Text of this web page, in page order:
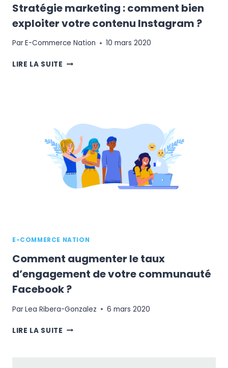
Stratégie marketing : comment bien
exploiter votre contenu Instagram ?
ParE-Commerce Nation 10 mars 2020
LIRE LA SUITE STRATÉGIE
VOTRE
CONTENU
INSTAGRAM
?
E-COMMERCE NATION
Comment augmenter le taux
d’engagement de votre communauté
Facebook ?
ParLea Ribera-Gonzalez 6 mars 2020
LIRE LA SUITE COMMENT